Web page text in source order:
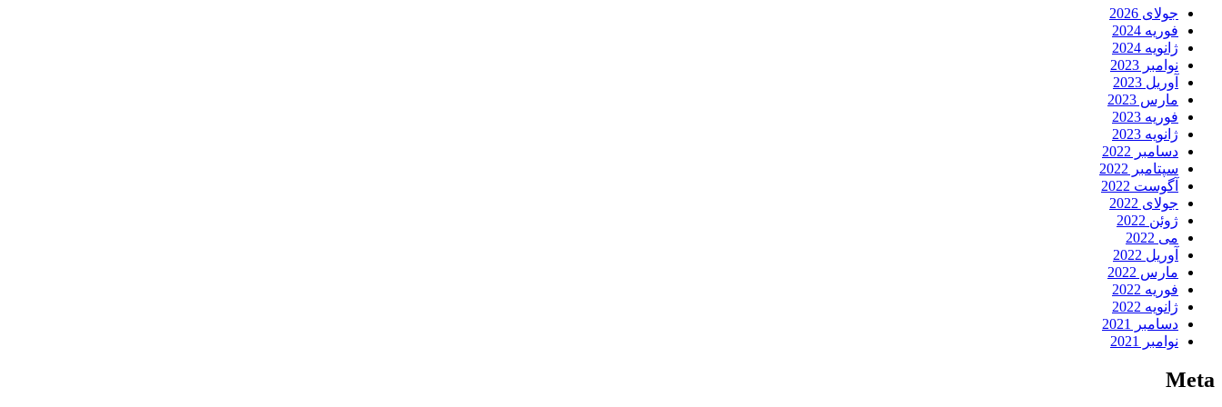
جولای 2026
فوریه 2024
ژانویه 2024
نوامبر 2023
آوریل 2023
مارس 2023
فوریه 2023
ژانویه 2023
دسامبر 2022
سپتامبر 2022
آگوست 2022
جولای 2022
ژوئن 2022
می 2022
آوریل 2022
مارس 2022
فوریه 2022
ژانویه 2022
دسامبر 2021
نوامبر 2021
Meta